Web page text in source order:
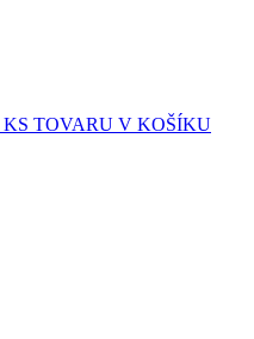
KS TOVARU V KOŠÍKU